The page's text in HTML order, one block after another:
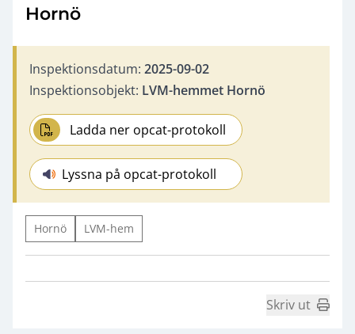
Hornö
Inspektionsdatum: 2025-09-02
Inspektionsobjekt: LVM-hemmet Hornö
Ladda ner opcat-protokoll
Lyssna på opcat-protokoll
Hornö LVM-hem
Skriv ut